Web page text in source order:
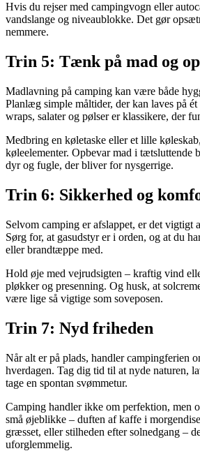
Hvis du rejser med campingvogn eller
vandslange og niveaublokke. Det gør
nemmere.
Trin 5: Tænk på mad og
Madlavning på camping kan være både
Planlæg simple måltider, der kan laves på
wraps, salater og pølser er klassikere, der
Medbring en køletaske eller et lille
køleelementer. Opbevar mad i tætsluttende
dyr og fugle, der bliver for nysgerrige.
Trin 6: Sikkerhed og
Selvom camping er afslappet, er det vigtigt
Sørg for, at gasudstyr er i orden, og at du
eller brandtæppe med.
Hold øje med vejrudsigten – kraftig vind
pløkker og presenning. Og husk, at
være lige så vigtige som soveposen.
Trin 7: Nyd friheden
Når alt er på plads, handler campingferien
hverdagen. Tag dig tid til at nyde naturen,
tage en spontan svømmetur.
Camping handler ikke om perfektion, men
små øjeblikke – duften af kaffe i
græsset, eller stilheden efter solnedgang –
uforglemmelig.